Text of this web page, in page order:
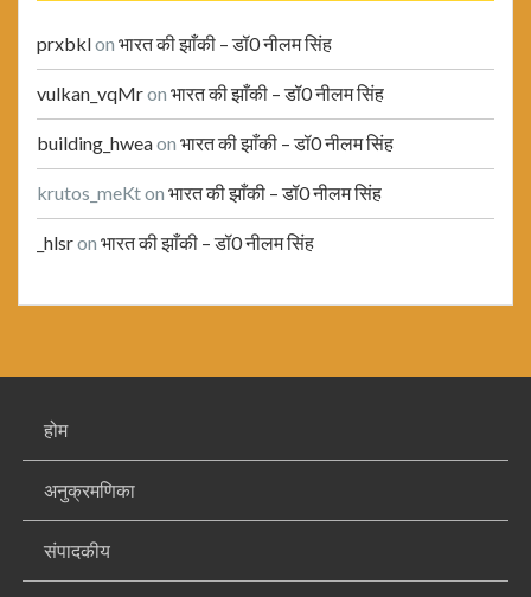
prxbklon भारत की झाँकी – डॉ0 नीलम सिंह
vulkan_vqMron भारत की झाँकी – डॉ0 नीलम सिंह
building_hweaon भारत की झाँकी – डॉ0 नीलम सिंह
krutos_meKton भारत की झाँकी – डॉ0 नीलम सिंह
_hlsron भारत की झाँकी – डॉ0 नीलम सिंह
होम
अनुक्रमणिका
संपादकीय